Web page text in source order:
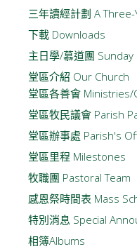
三年讀經計劃 A
下載 Downloads
主日學/慕道團
堂區介紹 Our Church
堂區各善會
堂區牧民議會 Parish
堂區辦事處 Parish's
堂區里程 Milestones
牧職團 Pastoral Team
感恩祭時間表 Mass
特別消息 Special
相簿Albums